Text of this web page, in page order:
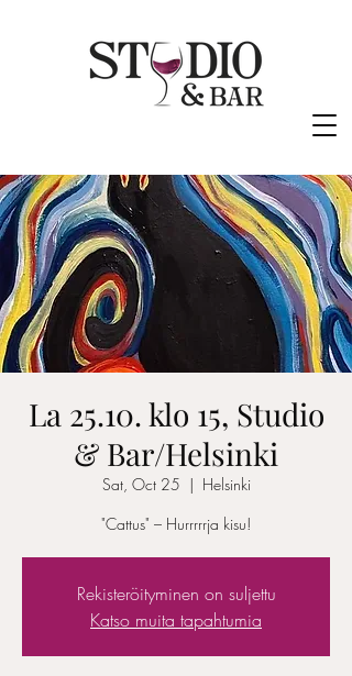
La 25.10. klo 15, Studio
& Bar/Helsinki
Sat, Oct 25
  |
Helsinki
"Cattus" – Hurrrrrja kisu!
Rekisteröityminen on suljettu
Katso muita tapahtumia